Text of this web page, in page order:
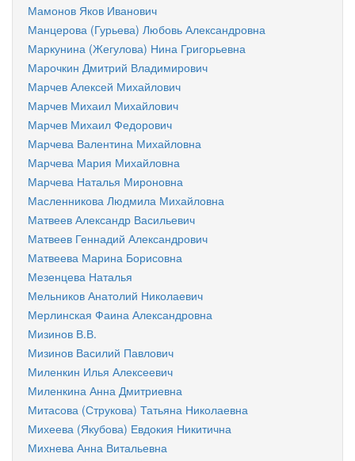
Мамонов Яков Иванович
Манцерова (Гурьева) Любовь Александровна
Маркунина (Жегулова) Нина Григорьевна
Марочкин Дмитрий Владимирович
Марчев Алексей Михайлович
Марчев Михаил Михайлович
Марчев Михаил Федорович
Марчева Валентина Михайловна
Марчева Мария Михайловна
Марчева Наталья Мироновна
Масленникова Людмила Михайловна
Матвеев Александр Васильевич
Матвеев Геннадий Александрович
Матвеева Марина Борисовна
Мезенцева Наталья
Мельников Анатолий Николаевич
Мерлинская Фаина Александровна
Мизинов В.В.
Мизинов Василий Павлович
Миленкин Илья Алексеевич
Миленкина Анна Дмитриевна
Митасова (Струкова) Татьяна Николаевна
Михеева (Якубова) Евдокия Никитична
Михнева Анна Витальевна